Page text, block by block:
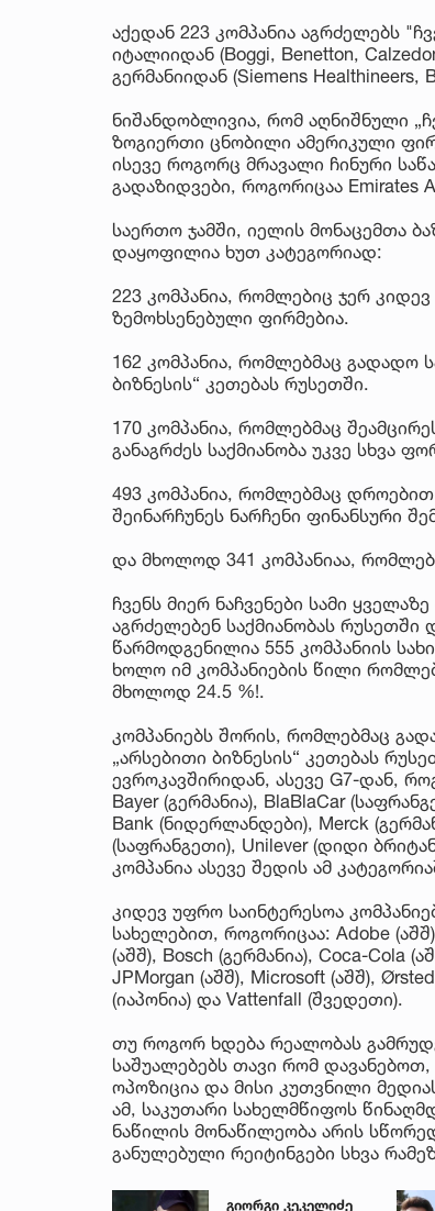
აქედან 223 კომპანია აგრძელებს
იტალიიდან (Boggi, Benetton,
გერმანიიდან (Siemens
ნიშანდობლივია, რომ აღნიშნული
ზოგიერთი ცნობილი ამერიკული
ისევე როგორც მრავალი ჩინური
გადაზიდვები, როგორიცაა Emirates
საერთო ჯამში, იელის მონაცემთა
დაყოფილია ხუთ კატეგორიად:
223 კომპანია, რომლებიც ჯერ
ზემოხსენებული ფირმებია.
162 კომპანია, რომლებმაც გადადო
ბიზნესის“ კეთებას რუსეთში.
170 კომპანია, რომლებმაც
განაგრძეს საქმიანობა უკვე სხვა
493 კომპანია, რომლებმაც
შეინარჩუნეს ნარჩენი ფინანსური
და მხოლოდ 341 კომპანიაა,
ჩვენს მიერ ნაჩვენები სამი
აგრძელებენ საქმიანობას რუსეთში
წარმოდგენილია 555 კომპანიის
ხოლო იმ კომპანიების წილი
მხოლოდ 24.5 %!.
კომპანიებს შორის, რომლებმაც
„არსებითი ბიზნესის“ კეთებას
ევროკავშირიდან, ასევე G7-დან,
Bayer (გერმანია), BlaBlaCar
Bank (ნიდერლანდები), Merck
(საფრანგეთი), Unilever (დიდი
კომპანია ასევე შედის ამ
კიდევ უფრო საინტერესოა
სახელებით, როგორიცაა: Adobe
(აშშ), Bosch (გერმანია), Coca-Cola
JPMorgan (აშშ), Microsoft (აშშ),
(იაპონია) და Vattenfall (შვედეთი).
თუ როგორ ხდება რეალობას
საშუალებებს თავი რომ
ოპოზიცია და მისი კუთვნილი
ამ, საკუთარი სახელმწიფოს
ნაწილის მონაწილეობა არის
განულებული რეიტინგები სხვა
გიორგი კეკელიძე